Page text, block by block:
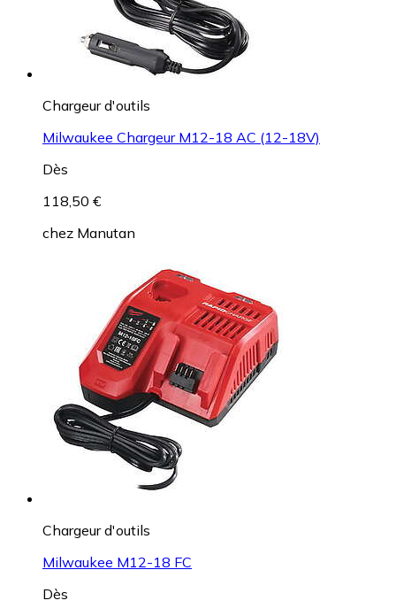
Chargeur d'outils
Milwaukee Chargeur M12-18 AC (12-18V)
Dès
118,50 €
chez Manutan
Chargeur d'outils
Milwaukee M12-18 FC
Dès